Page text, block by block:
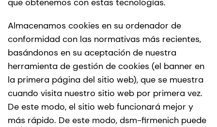
que obtenemos con estas tecnologías.
Almacenamos cookies en su ordenador de
conformidad con las normativas más recientes,
basándonos en su aceptación de nuestra
herramienta de gestión de cookies (el banner en
la primera página del sitio web), que se muestra
cuando visita nuestro sitio web por primera vez.
De este modo, el sitio web funcionará mejor y
más rápido. De este modo, dsm-firmenich puede